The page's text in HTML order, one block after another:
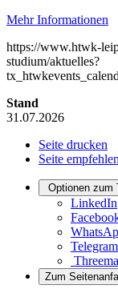
Mehr Informationen
https://www.htwk-
studium/aktuelles?
Stand
31.07.2026
Seite drucken
Seite empfehlen
Optionen zum
LinkedIn
Telegram
Threema
Zum